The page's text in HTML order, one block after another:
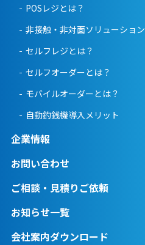
POSレジとは？
非接触・非対面ソリューション
セルフレジとは？
セルフオーダーとは？
モバイルオーダーとは？
自動釣銭機導入メリット
企業情報
お問い合わせ
ご相談・見積りご依頼
お知らせ一覧
会社案内ダウンロード